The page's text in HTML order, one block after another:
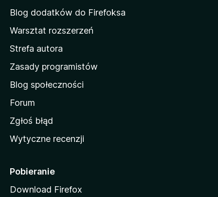
d
m
o
w
M
o
z
l
i
Blog dodatków do Firefoksa
Warsztat rozszerzeń
Strefa autora
Zasady programistów
Blog społeczności
Forum
Zgłoś błąd
Wytyczne recenzji
Pobieranie
Download Firefox